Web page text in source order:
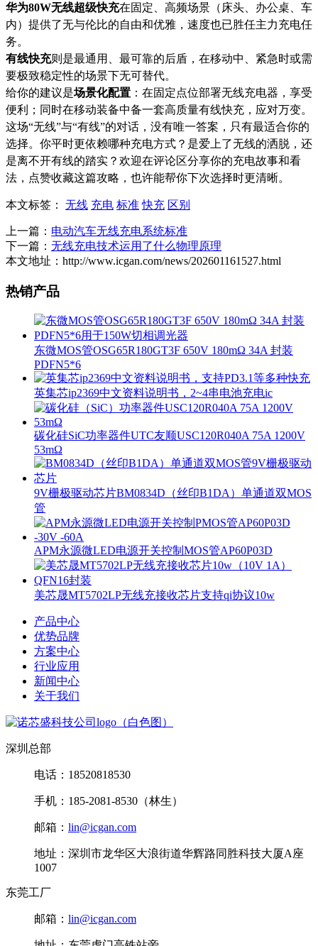
华为80W无线超级快充在固定、高频场景（床头、办公桌、车
内）提供了无与伦比的自由和优雅，速度也已胜任主力充电任
务。
有线快充则是最通用、最可靠的后盾，在移动中、紧急时或需
要极致稳定性的场景下无可替代。
给你的建议是场景化配置 ：在固定点位部署无线充电器，享受
便利；同时在移动装备中备一套高质量有线快充，应对万变。
这场“无线”与“有线”的对话，没有唯一答案，只有最适合你的
选择。你平时更依赖哪种充电方式？是爱上了无线的洒脱，还
是离不开有线的踏实？欢迎在评论区分享你的充电故事和看
法，点赞收藏这篇攻略，也许能帮你下次选择时更清晰。
本文标签： 无线 充电 标准 快充 区别
上一篇： 电动汽车无线充电系统标准
下一篇： 无线充电技术运用了什么物理原理
本文地址：http://www.icgan.com/news/202601161527.html
热销产品
东微MOS管OSG65R180GT3F 650V 180mΩ 34A 封装
PDFN5*6
英集芯ip2369中文资料说明书，2~4串电池充电ic
碳化硅SiC功率器件UTC友顺USC120R040A 75A 1200V
53mΩ
9V栅极驱动芯片BM0834D（丝印B1DA）单通道双MOS
管
APM永源微LED电源开关控制MOS管AP60P03D
美芯晟MT5702LP无线充接收芯片支持qi协议10w
产品中心
优势品牌
方案中心
行业应用
新闻中心
关于我们
深圳总部
电话：18520818530
手机：185-2081-8530（林生）
邮箱： lin@icgan.com
地址：深圳市龙华区大浪街道华辉路同胜科技大厦A座
1007
东莞工厂
邮箱： lin@icgan.com